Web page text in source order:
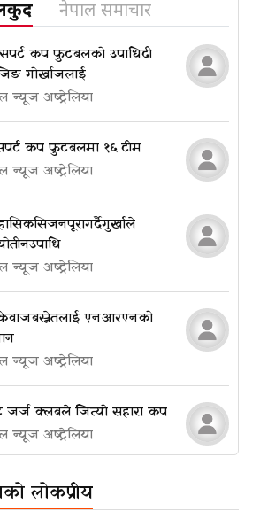
नेपाल समाचार
कप फुटबलको उपाधि दी
गोर्खाजलाई
न्यूज अष्ट्रेलिया
कप फुटबलमा १६ टीम
न्यूज अष्ट्रेलिया
सिजन पूरा गर्दै गुर्खाले
तीन उपाधि
न्यूज अष्ट्रेलिया
बस्नेतलाई एनआरएनको
न्यूज अष्ट्रेलिया
जर्ज क्लबले जित्यो सहारा कप
न्यूज अष्ट्रेलिया
लोकप्रीय